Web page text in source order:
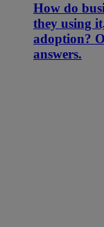
How do
they using
adoption?
answers.